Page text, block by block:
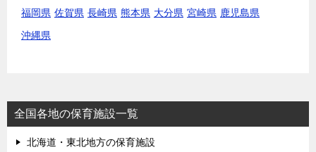
福岡県 佐賀県 長崎県 熊本県 大分県 宮崎県 鹿児島県
沖縄県
全国各地の保育施設一覧
北海道・東北地方の保育施設